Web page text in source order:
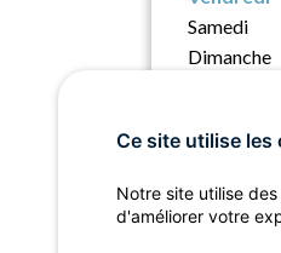
Samedi
Dimanche
Ce site utilise les
Notre site utilise
d'améliorer votre